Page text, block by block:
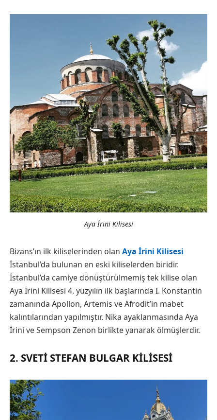
Aya İrini Kilisesi
Bizans’ın ilk kiliselerinden olan Aya İrini Kilisesi
İstanbul’da bulunan en eski kiliselerden biridir.
İstanbul’da camiye dönüştürülmemiş tek kilise olan
Aya İrini Kilisesi 4. yüzyılın ilk başlarında I. Konstantin
zamanında Apollon, Artemis ve Afrodit’in mabet
kalıntılarından yapılmıştır. Nika ayaklanmasında Aya
İrini ve Sempson Zenon birlikte yanarak ölmüşlerdir.
2. SVETI STEFAN BULGAR KILISESI